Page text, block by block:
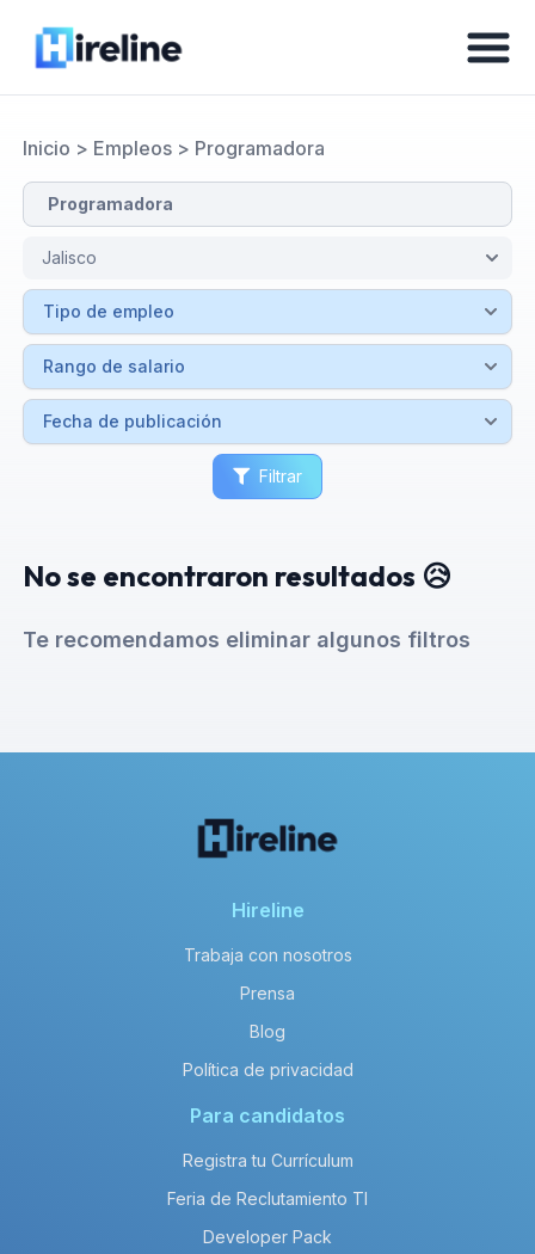
Inicio > Empleos> Programadora
Filtrar
No se encontraron resultados 😥
Te recomendamos eliminar algunos filtros
Hireline
Trabaja con nosotros
Prensa
Blog
Política de privacidad
Para candidatos
Registra tu Currículum
Feria de Reclutamiento TI
Developer Pack